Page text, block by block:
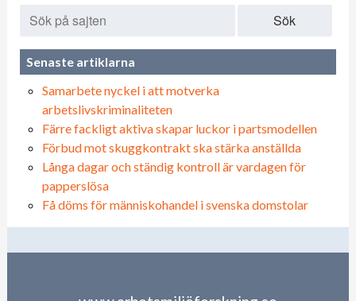
Sök
Senaste artiklarna
Samarbete nyckel i att motverka
arbetslivskriminaliteten
Färre fackligt aktiva skapar luckor i partsmodellen
Förbud mot skuggkontrakt ska stärka anställda
Långa dagar och ständig kontroll är vardagen för
papperslösa
Få döms för människohandel i svenska domstolar